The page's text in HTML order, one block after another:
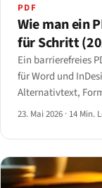
PDF
Wie man ein
für Schritt
Ein barrierefreies
für Word und
Alternativtext,
Barrierefreiheits-
23. Mai 2026 · 14 Min.